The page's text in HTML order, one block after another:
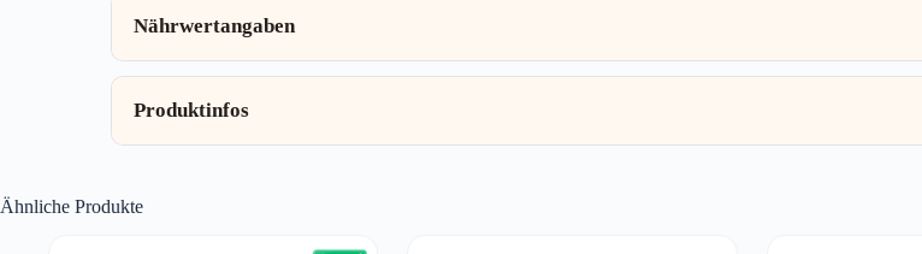
Nährwertangaben
Produktinfos
Ähnliche Produkte